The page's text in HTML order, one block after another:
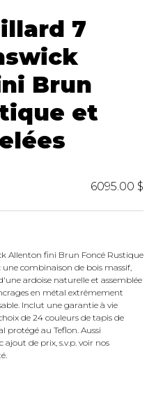
7
Brun
et
6095.00 $
Allenton fini Brun Foncé Rustique
une combinaison de bois massif,
ardoise naturelle et assemblée
en métal extrêmement
Inclut une garantie à vie
de 24 couleurs de tapis de
au Teflon. Aussi
de prix, s.v.p. voir nos